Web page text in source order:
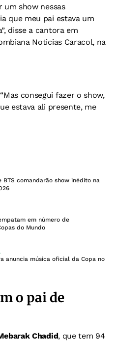
um show nessas
que meu pai estava um
disse a cantora em
Noticias Caracol, na
consegui fazer o show,
estava ali presente, me
BTS comandarão show inédito na
em número de
do Mundo
anuncia música oficial da Copa no
o pai de
Chadid, que tem 94